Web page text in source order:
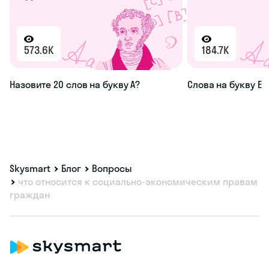
573.6K
Назовите 20 слов на букву А?
184.7K
Слова на букву Е
Skysmart Блог
Вопросы
что относится к социально-экономическим правам
граждан